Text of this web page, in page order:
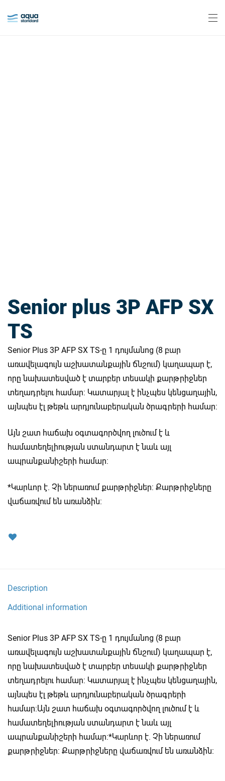
Senior plus 3P AFP SX
TS
Senior Plus 3P AFP SX TS-ը 1 դույմանոց (8 բար
առավելագույն աշխատանքային ճնշում) կաղապար է,
որը նախատեսված է տարբեր տեսակի քարթրիջներ
տեղադրելու համար: Կատարյալ է ինչպես կենցաղային,
այնպես էլ թեթև արդյունաբերական ծրագրերի համար:
Այն շատ հաճախ օգտագործվող լուծում է և
համատեղելիության ստանդարտ է նաև այլ
ապրանքանիշերի համար:
*Կարևոր է. Չի ներառում քարթրիջներ: Քարթրիջները
վաճառվում են առանձին։
Description
Additional information
Senior Plus 3P AFP SX TS-ը 1 դույմանոց (8 բար
առավելագույն աշխատանքային ճնշում) կաղապար է,
որը նախատեսված է տարբեր տեսակի քարթրիջներ
տեղադրելու համար: Կատարյալ է ինչպես կենցաղային,
այնպես էլ թեթև արդյունաբերական ծրագրերի
համար:Այն շատ հաճախ օգտագործվող լուծում է և
համատեղելիության ստանդարտ է նաև այլ
ապրանքանիշերի համար:*Կարևոր է. Չի ներառում
քարթրիջներ: Քարթրիջները վաճառվում են առանձին։